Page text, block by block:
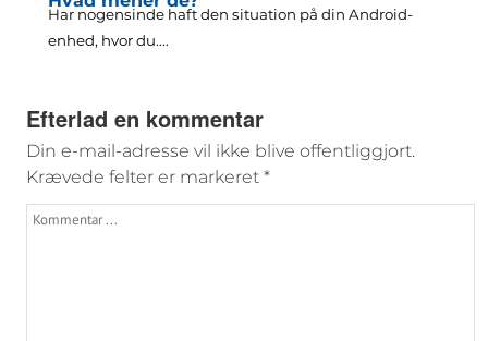
Har nogensinde haft den situation på din Android-
enhed, hvor du....
Efterlad en kommentar
Din e-mail-adresse vil ikke blive offentliggjort.
Krævede felter er markeret *